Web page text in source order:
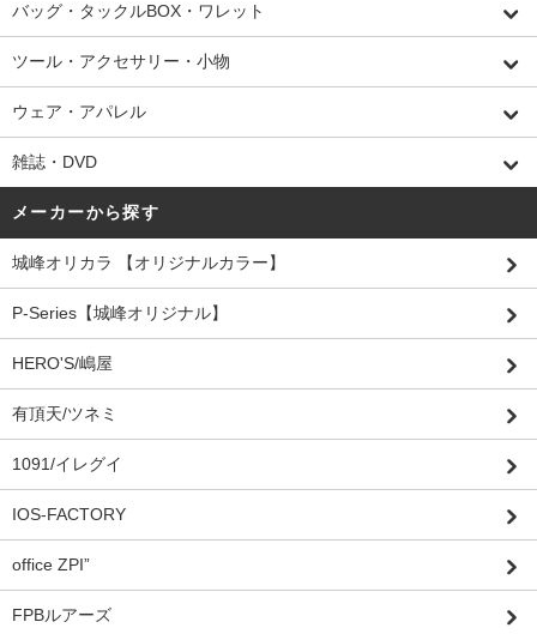
バッグ・タックルBOX・ワレット
ツール・アクセサリー・小物
ウェア・アパレル
雑誌・DVD
メーカーから探す
城峰オリカラ 【オリジナルカラー】
P-Series【城峰オリジナル】
HERO'S/嶋屋
有頂天/ツネミ
1091/イレグイ
IOS-FACTORY
office ZPI”
FPBルアーズ